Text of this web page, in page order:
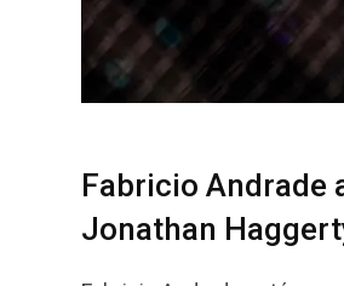
Fabricio Andrade
Jonathan